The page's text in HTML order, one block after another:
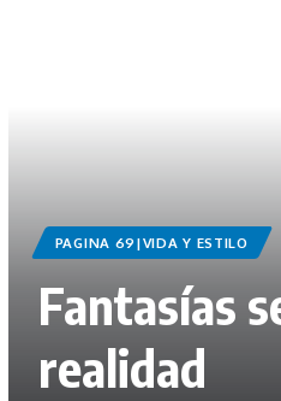
PAGINA 69|VIDA Y ESTILO
Fantasías
realidad